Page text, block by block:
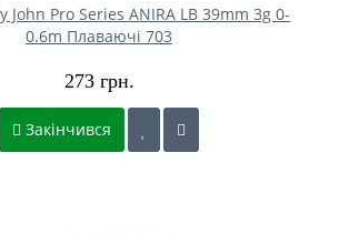
John Pro Series ANIRA LB 39mm 3g 0-
0.6m Плаваючі 703
273 грн.
Закінчився